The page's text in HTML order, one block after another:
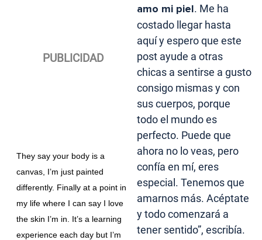
They say your body is a
canvas, I’m just painted
differently. Finally at a point in
my life where I can say I love
the skin I’m in. It’s a learning
experience each day but I’m
amo mi piel. Me ha
costado llegar hasta
aquí y espero que este
post ayude a otras
chicas a sentirse a gusto
consigo mismas y con
sus cuerpos, porque
todo el mundo es
perfecto. Puede que
ahora no lo veas, pero
confía en mí, eres
especial. Tenemos que
amarnos más. Acéptate
y todo comenzará a
tener sentido”, escribía.